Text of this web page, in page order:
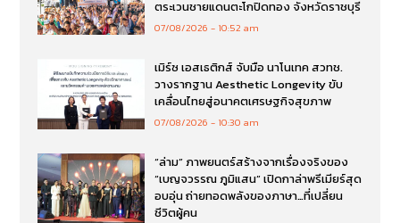
ตระเวนชายแดนตะโกปิดทอง จังหวัดราชบุรี
07/08/2026 10:52 am
เมิร์ซ เอสเธติกส์ จับมือ นาโนเทค สวทช.
วางรากฐาน Aesthetic Longevity ขับ
เคลื่อนไทยสู่อนาคตเศรษฐกิจสุขภาพ
07/08/2026 10:30 am
“ล่าม” ภาพยนตร์สร้างจากเรื่องจริงของ
“เบญจวรรณ ภูมิแสน” เปิดกาล่าพรีเมียร์สุด
อบอุ่น ถ่ายทอดพลังของภาษา…ที่เปลี่ยน
ชีวิตผู้คน